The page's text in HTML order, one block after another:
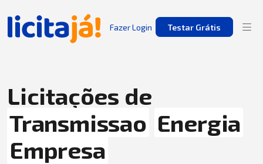
Fazer Login Testar Grátis
Licitações de
Transmissao Energia
Empresa